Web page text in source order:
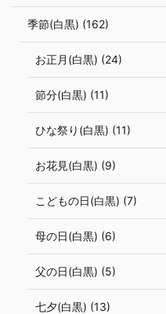
季節(白黒) (162)
お正月(白黒) (24)
節分(白黒) (11)
ひな祭り(白黒) (11)
お花見(白黒) (9)
こどもの日(白黒) (7)
母の日(白黒) (6)
父の日(白黒) (5)
七夕(白黒) (13)